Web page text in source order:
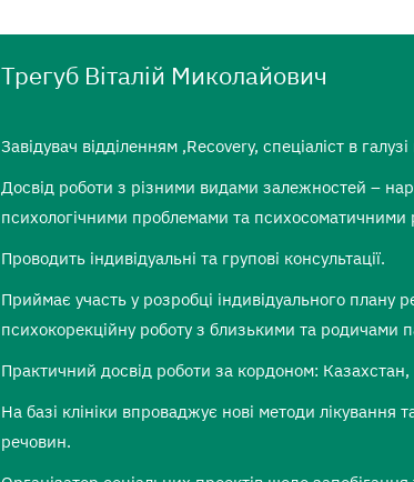
Трегуб Віталій Миколайович
Завідувач відділенням ,Recovery, спеціаліст в галузі
Досвід роботи з різними видами залежностей –
психологічними проблемами та психосоматичними
Проводить індивідуальні та групові консультації.
Приймає участь у розробці індивідуального плану
психокорекційну роботу з близькими та родичами
Практичний досвід роботи за кордоном:
На базі клініки впроваджує нові методи лікування
речовин.